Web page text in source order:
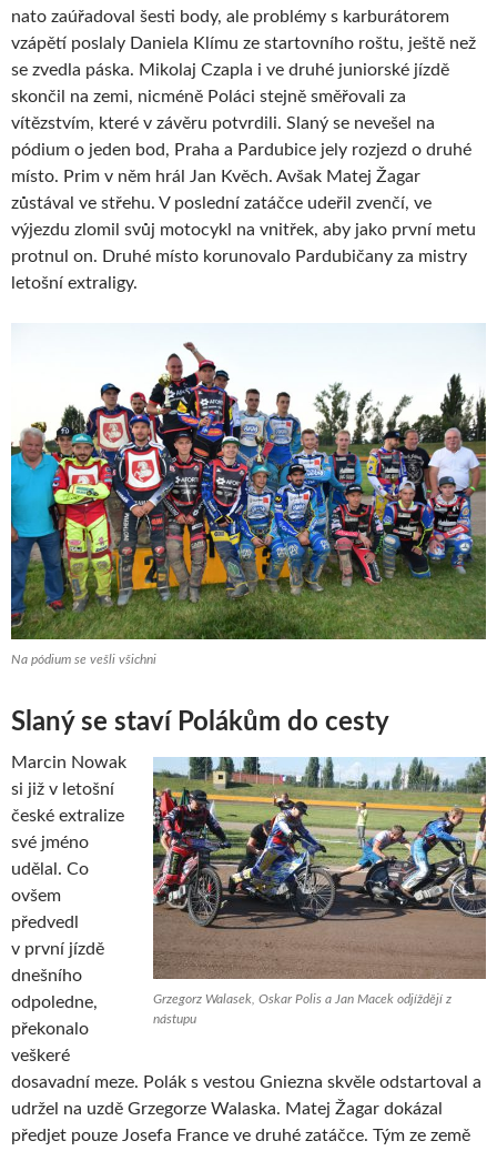
nato zaúřadoval šesti body, ale problémy s karburátorem
vzápětí poslaly Daniela Klímu ze startovního roštu, ještě než
se zvedla páska. Mikolaj Czapla i ve druhé juniorské jízdě
skončil na zemi, nicméně Poláci stejně směřovali za
vítězstvím, které v závěru potvrdili. Slaný se nevešel na
pódium o jeden bod, Praha a Pardubice jely rozjezd o druhé
místo. Prim v něm hrál Jan Kvěch. Avšak Matej Žagar
zůstával ve střehu. V poslední zatáčce udeřil zvenčí, ve
výjezdu zlomil svůj motocykl na vnitřek, aby jako první metu
protnul on. Druhé místo korunovalo Pardubičany za mistry
letošní extraligy.
Na pódium se vešli všichni
Slaný se staví Polákům do cesty
Grzegorz Walasek, Oskar Polis a Jan Macek odjíždějí z
nástupu
Marcin Nowak
si již v letošní
české extralize
své jméno
udělal. Co
ovšem
předvedl
v první jízdě
dnešního
odpoledne,
překonalo
veškeré
dosavadní meze. Polák s vestou Gniezna skvěle odstartoval a
udržel na uzdě Grzegorze Walaska. Matej Žagar dokázal
předjet pouze Josefa France ve druhé zatáčce. Tým ze země